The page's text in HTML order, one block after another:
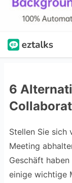
6
Stellen Sie sich
Meeting
Geschäft
einige wichtige